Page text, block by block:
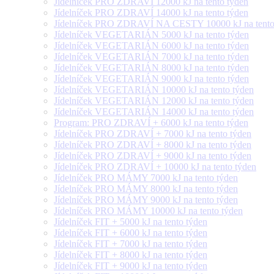
Jídelníček PRO ZDRAVÍ 14000 kJ na tento týden
Jídelníček PRO ZDRAVÍ NA CESTY 10000 kJ na
Jídelníček VEGETARIÁN 5000 kJ na tento týden
Jídelníček VEGETARIÁN 6000 kJ na tento týden
Jídelníček VEGETARIÁN 7000 kJ na tento týden
Jídelníček VEGETARIÁN 8000 kJ na tento týden
Jídelníček VEGETARIÁN 9000 kJ na tento týden
Jídelníček VEGETARIÁN 10000 kJ na tento týden
Jídelníček VEGETARIÁN 12000 kJ na tento týden
Jídelníček VEGETARIÁN 14000 kJ na tento týden
Program: PRO ZDRAVÍ + 6000 kJ na tento týden
Jídelníček PRO ZDRAVÍ + 7000 kJ na tento týden
Jídelníček PRO ZDRAVÍ + 8000 kJ na tento týden
Jídelníček PRO ZDRAVÍ + 9000 kJ na tento týden
Jídelníček PRO ZDRAVÍ + 10000 kJ na tento týden
Jídelníček PRO MÁMY 7000 kJ na tento týden
Jídelníček PRO MÁMY 8000 kJ na tento týden
Jídelníček PRO MÁMY 9000 kJ na tento týden
Jídelníček PRO MÁMY 10000 kJ na tento týden
Jídelníček FIT + 5000 kJ na tento týden
Jídelníček FIT + 6000 kJ na tento týden
Jídelníček FIT + 7000 kJ na tento týden
Jídelníček FIT + 8000 kJ na tento týden
Jídelníček FIT + 9000 kJ na tento týden